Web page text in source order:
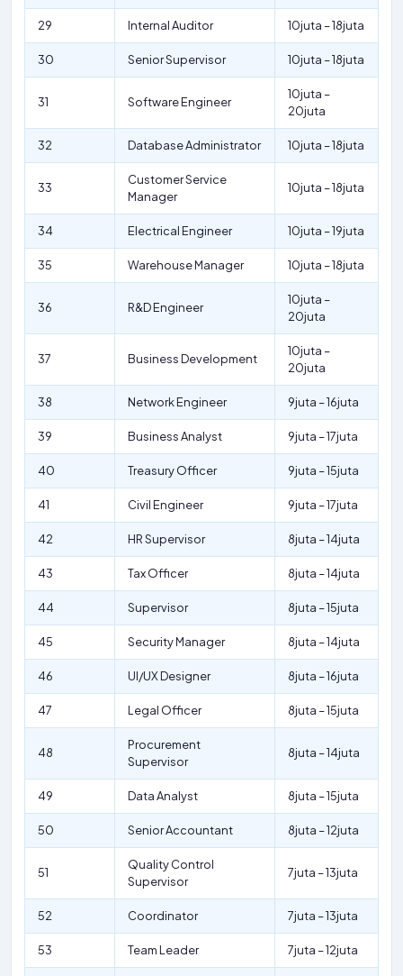
29 Internal Auditor 10juta – 18juta
30 Senior Supervisor 10juta – 18juta
31 Software Engineer
10juta –
20juta
32 Database Administrator 10juta – 18juta
33
Customer Service
Manager
10juta – 18juta
34 Electrical Engineer 10juta – 19juta
35 Warehouse Manager 10juta – 18juta
36 R&D Engineer
10juta –
20juta
37 Business Development
10juta –
20juta
38 Network Engineer 9juta – 16juta
39 Business Analyst 9juta – 17juta
40 Treasury Officer 9juta – 15juta
41 Civil Engineer 9juta – 17juta
42 HR Supervisor 8juta – 14juta
43 Tax Officer 8juta – 14juta
44 Supervisor 8juta – 15juta
45 Security Manager 8juta – 14juta
46 UI/UX Designer 8juta – 16juta
47 Legal Officer 8juta – 15juta
48
Procurement
Supervisor
8juta – 14juta
49 Data Analyst 8juta – 15juta
50 Senior Accountant 8juta – 12juta
51
Quality Control
Supervisor
7juta – 13juta
52 Coordinator 7juta – 13juta
53 Team Leader 7juta – 12juta